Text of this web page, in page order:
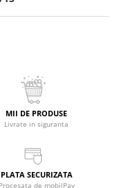
MII DE PRODUSE
Livrate in siguranta
PLATA SECURIZATA
Procesata de mobilPay